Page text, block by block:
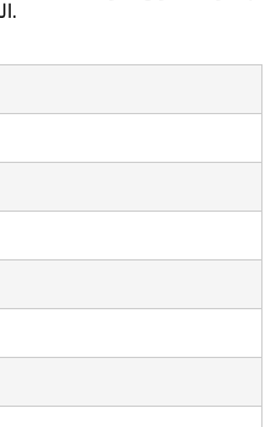
(2) الحزمة القياسية: 300-400 ياردة لكل لفة مع الكرتون حسب الحالة ، 1 لفة / علبة.